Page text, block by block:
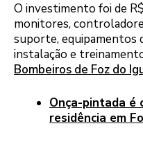
O investimento foi de
monitores,
suporte, equipamentos
instalação e
Bombeiros de Foz do
Onça-pintada é
residência em